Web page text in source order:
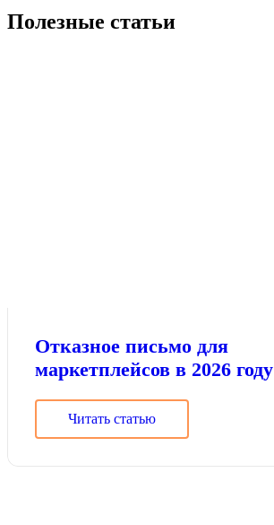
Полезные статьи
Отказное письмо для
маркетплейсов в 2026 году
Читать статью